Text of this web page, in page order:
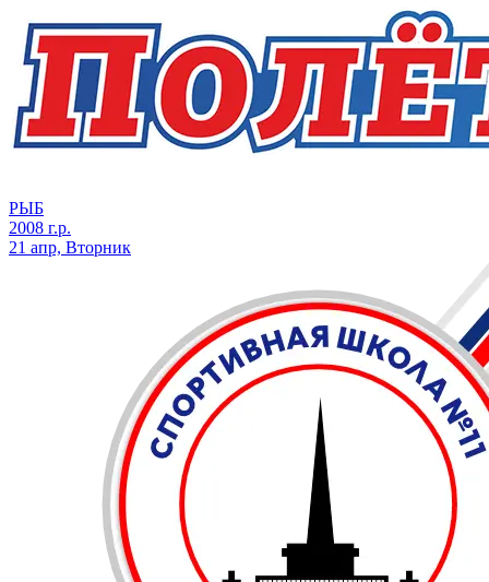
РЫБ
2008 г.р.
21 апр, Вторник